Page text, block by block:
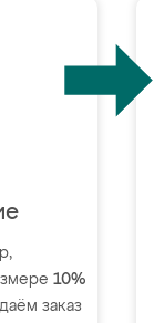
10%
заказ